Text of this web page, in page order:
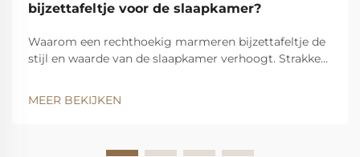
bijzettafeltje voor de slaapkamer?
Waarom een rechthoekig marmeren bijzettafeltje de
stijl en waarde van de slaapkamer verhoogt. Strakke
een moderne slaapkamer. Rechthoekige tafels geven
MEER BEKIJKEN